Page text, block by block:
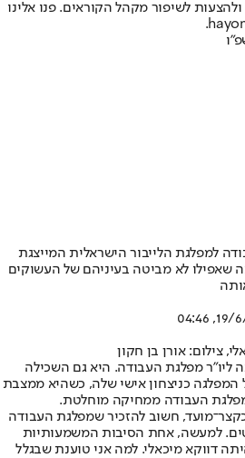
לשיפור מקהל הקוראים. פנו אלינו
למפלגת הלייבור הישראלית המייצגת
שאפילו לא מביטה בעיניהם של העשוקים
19/6/
צילום: אורן בן חקון
ליו״ר מפלגת העבודה. היא גם השכילה
כניצחון אישי שלה, כשהיא ממצבת
העבודה ממחיקה מוחלטת.
כקצר־מועד, חשוב להזכיר שמפלגת העבודה
2015 קיבלה 25 מנדטים. למעשה, אחת הסיבות המשמעותיות
דווקא מיכאלי. למה אני טוענת שבגלל